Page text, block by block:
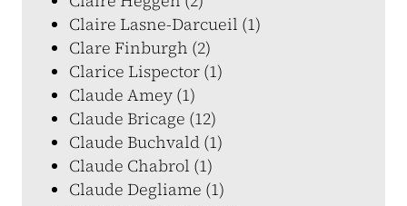
Claire Lasne-Darcueil (1)
Clare Finburgh (2)
Clarice Lispector (1)
Claude Amey (1)
Claude Bricage (12)
Claude Buchvald (1)
Claude Chabrol (1)
Claude Degliame (1)